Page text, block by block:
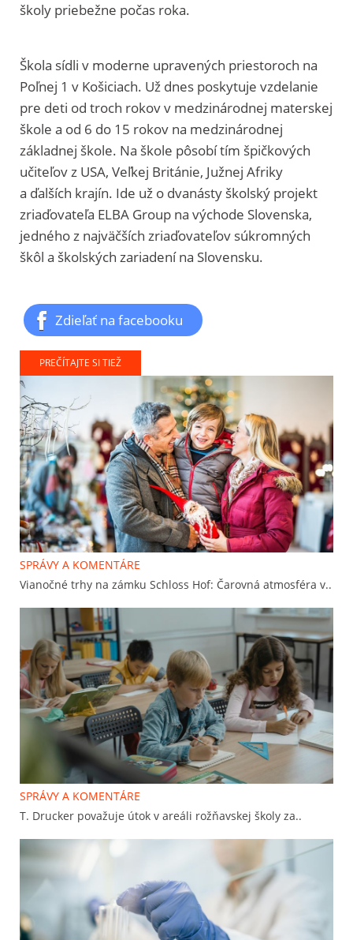
školy priebežne počas roka.
Škola sídli v moderne upravených priestoroch na
Poľnej 1 v Košiciach. Už dnes poskytuje vzdelanie
pre deti od troch rokov v medzinárodnej materskej
škole a od 6 do 15 rokov na medzinárodnej
základnej škole. Na škole pôsobí tím špičkových
učiteľov z USA, Veľkej Británie, Južnej Afriky
a ďalších krajín. Ide už o dvanásty školský projekt
zriaďovateľa ELBA Group na východe Slovenska,
jedného z najväčších zriaďovateľov súkromných
škôl a školských zariadení na Slovensku.
Zdieľať na facebooku
PREČÍTAJTE SI TIEŽ
SPRÁVY A KOMENTÁRE
Vianočné trhy na zámku Schloss Hof: Čarovná atmosféra v..
SPRÁVY A KOMENTÁRE
T. Drucker považuje útok v areáli rožňavskej školy za..